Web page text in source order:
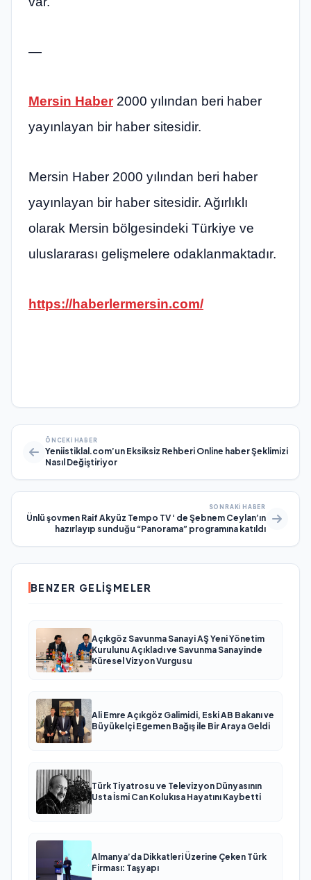
—
Mersin Haber2000 yılından beri haber
yayınlayan bir haber sitesidir.
Mersin Haber 2000 yılından beri haber
yayınlayan bir haber sitesidir. Ağırlıklı
olarak Mersin bölgesindeki Türkiye ve
uluslararası gelişmelere odaklanmaktadır.
https://haberlermersin.com/
ÖNCEKI HABER
Yeniistiklal.com’un Eksiksiz Rehberi Online haber Şeklimizi
Nasıl Değiştiriyor
SONRAKI HABER
Ünlü şovmen Raif Akyüz Tempo TV ‘ de Şebnem Ceylan’ın
hazırlayıp sunduğu “Panorama” programına katıldı
BENZER GELIŞMELER
Açıkgöz Savunma Sanayi AŞ Yeni Yönetim
Kurulunu Açıkladı ve Savunma Sanayinde
Küresel Vizyon Vurgusu
Ali Emre Açıkgöz Galimidi, Eski AB Bakanı ve
Büyükelçi Egemen Bağış ile Bir Araya Geldi
Türk Tiyatrosu ve Televizyon Dünyasının
Usta İsmi Can Kolukısa Hayatını Kaybetti
Almanya’da Dikkatleri Üzerine Çeken Türk
Firması: Taşyapı